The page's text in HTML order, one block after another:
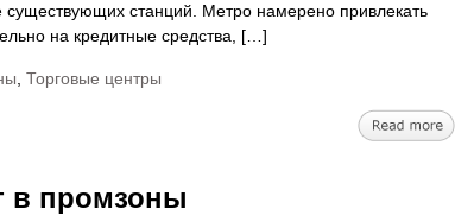
существующих станций. Метро намерено привлекать
на кредитные средства, […]
Торговые центры
в промзоны